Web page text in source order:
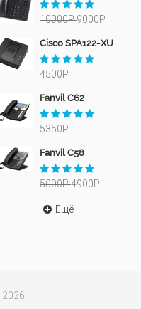
10000Р9000Р
Cisco SPA122-XU
4500Р
Fanvil C62
5350Р
Fanvil C58
5000Р4900Р
Ещё